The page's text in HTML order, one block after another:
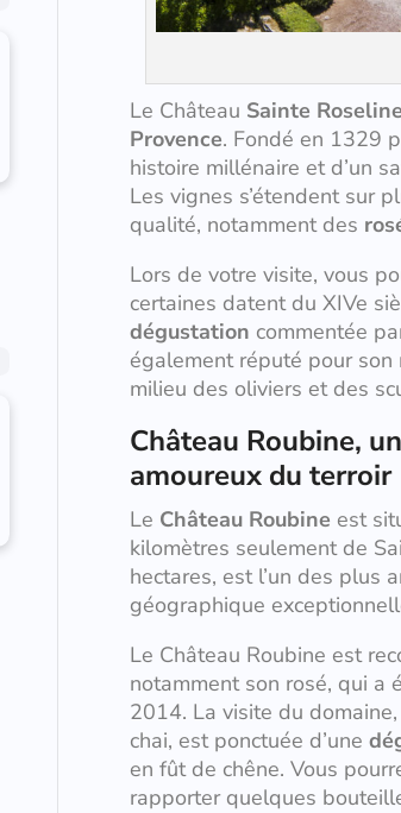
Le Château Sainte Roseline
Provence. Fondé en 1329
histoire millénaire et d’un
Les vignes s’étendent sur
qualité, notamment des
Lors de votre visite, vous
certaines datent du XIVe
dégustation commentée
également réputé pour son
milieu des oliviers et des
Château Roubine,
amoureux du terroir
Le Château Roubine est
kilomètres seulement de
hectares, est l’un des plus
géographique
Le Château Roubine est
notamment son rosé, qui a
2014. La visite du
chai, est ponctuée d’une
en fût de chêne. Vous
rapporter quelques